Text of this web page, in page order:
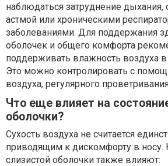
наблюдаться затруднение
астмой или хроническими
заболеваниями. Для поддержания
оболочек и общего комфорта
поддерживать влажность воздуха в
Это можно контролировать с
воздуха, регулярного
Что еще влияет на
оболочки?
Сухость воздуха не считается
приводящим к дискомфорту в носу.
слизистой оболочки также влияют: